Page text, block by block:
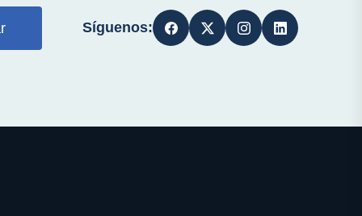
Síguenos: